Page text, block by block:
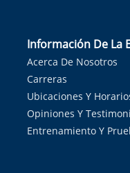
Información De La
Acerca De Nosotros
Carreras
Ubicaciones Y
Opiniones Y
Entrenamiento Y